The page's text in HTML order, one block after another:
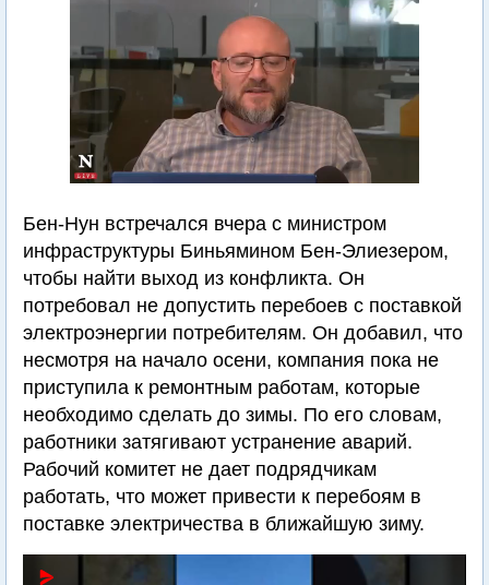
Бен-Нун встречался вчера с министром
инфраструктуры Биньямином Бен-Элиезером,
чтобы найти выход из конфликта. Он
потребовал не допустить перебоев с поставкой
электроэнергии потребителям. Он добавил, что
несмотря на начало осени, компания пока не
приступила к ремонтным работам, которые
необходимо сделать до зимы. По его словам,
работники затягивают устранение аварий.
Рабочий комитет не дает подрядчикам
работать, что может привести к перебоям в
поставке электричества в ближайшую зиму.